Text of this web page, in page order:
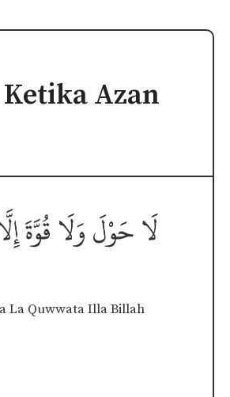
Azan
La Quwwata Illa Billah